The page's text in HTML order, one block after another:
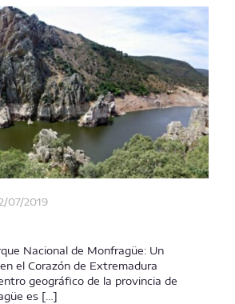
07/2019
Nacional de Monfragüe: Un
el Corazón de Extremadura
geográfico de la provincia de
es […]